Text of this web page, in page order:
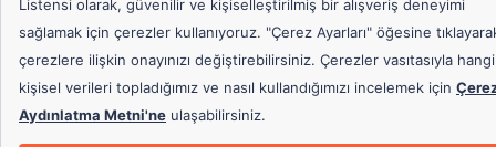
Hediyeli Ürünler Çamaşır Deterjanları
Popüler Aramalar